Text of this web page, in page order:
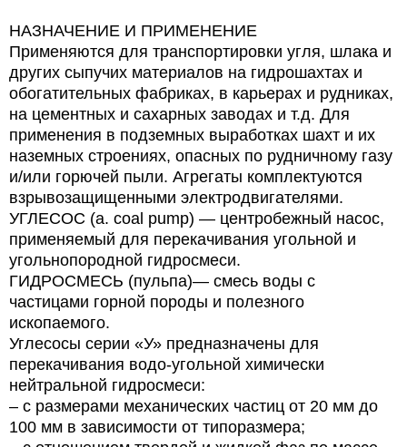
НАЗНАЧЕНИЕ И ПРИМЕНЕНИЕ
Применяются для транспортировки угля, шлака и
других сыпучих материалов на гидрошахтах и
обогатительных фабриках, в карьерах и рудниках,
на цементных и сахарных заводах и т.д. Для
применения в подземных выработках шахт и их
наземных строениях, опасных по рудничному газу
и/или горючей пыли. Агрегаты комплектуются
взрывозащищенными электродвигателями.
УГЛЕСОС (а. соal pump) — центробежный насос,
применяемый для перекачивания угольной и
угольнопородной гидросмеси.
ГИДРОСМЕСЬ (пульпа)— смесь воды с
частицами горной породы и полезного
ископаемого.
Углесосы серии «У» предназначены для
перекачивания водо-угольной химически
нейтральной гидросмеси:
– с размерами механических частиц от 20 мм до
100 мм в зависимости от типоразмера;